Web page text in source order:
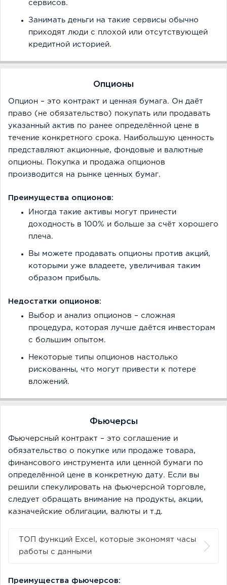
сервисов.
Занимать деньги на такие сервисы обычно
приходят люди с плохой или отсутствующей
кредитной историей.
Опционы
Опцион – это контракт и ценная бумага. Он даёт
право (не обязательство) покупать или продавать
указанный актив по ранее определённой цене в
течение конкретного срока. Наибольшую ценность
представляют акционные, фондовые и валютные
опционы. Покупка и продажа опционов
производится на рынке ценных бумаг.
Преимущества опционов:
Иногда такие активы могут принести
доходность в 100% и больше за счёт хорошего
плеча.
Вы можете продавать опционы против акций,
которыми уже владеете, увеличивая таким
образом прибыль.
Недостатки опционов:
Выбор и анализ опционов – сложная
процедура, которая лучше даётся инвесторам
с большим опытом.
Некоторые типы опционов настолько
рискованны, что могут привести к потере
вложений.
Фьючерсы
Фьючерсный контракт – это соглашение и
обязательство о покупке или продаже товара,
финансового инструмента или ценной бумаги по
определённой цене в конкретную дату. Если вы
решили спекулировать на фьючерсной торговле,
следует обращать внимание на продукты, акции,
казначейские облигации, валюты и т.д.
ТОП функций Excel, которые экономят часы
работы с данными
Преимущества фьючерсов: